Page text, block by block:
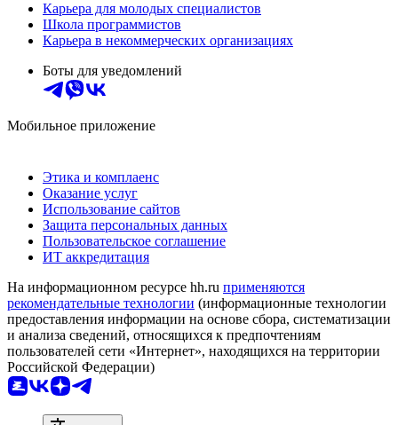
Карьера для молодых специалистов
Школа программистов
Карьера в некоммерческих организациях
Боты для уведомлений
Мобильное приложение
Этика и комплаенс
Оказание услуг
Использование сайтов
Защита персональных данных
Пользовательское соглашение
ИТ аккредитация
На информационном ресурсе hh.ru применяются
рекомендательные технологии (информационные технологии
предоставления информации на основе сбора, систематизации
и анализа сведений, относящихся к предпочтениям
пользователей сети «Интернет», находящихся на территории
Российской Федерации)